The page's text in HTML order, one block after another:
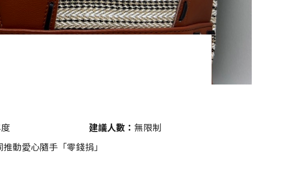
建議人數
無限制
動愛心隨手「零錢捐」